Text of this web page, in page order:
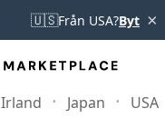
🇺🇸Från USA?Byt ×
Irland Japan USA